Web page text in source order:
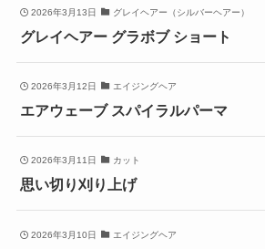
2026年3月13日 グレイヘアー（シルバーヘアー）
グレイヘアー グラボブ ショート
2026年3月12日 エイジングヘア
エアウェーブ スパイラルパーマ
2026年3月11日 カット
思い切り刈り上げ
2026年3月10日 エイジングヘア